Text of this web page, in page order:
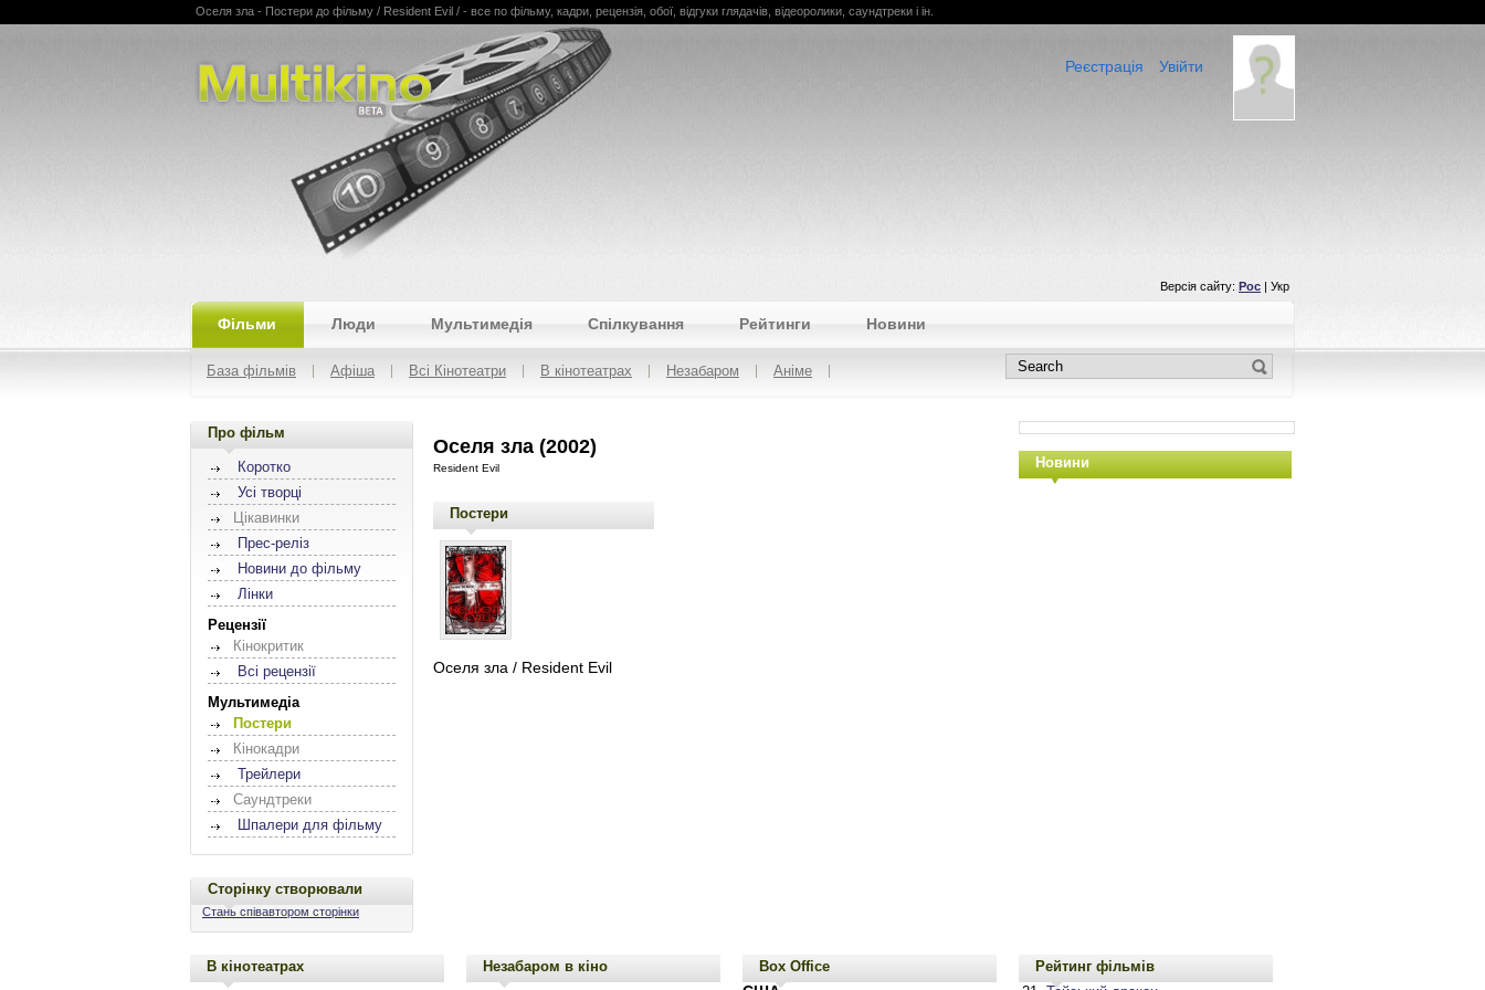
Multikino
Оселя зла - Постери до фільму / Resident Evil / - все по фільму, кадри, рецензія, обої, відгуки глядачів, відеоролики, саундтреки і ін.
Увійти
Реєстрація
Версія сайту: Рос | Укр
Фільми Люди Мультимедія Спілкування Рейтинги Новини
База фільмів Афіша Всі Кінотеатри В кінотеатрах Незабаром Аніме
Про фільм
Коротко
Усі творці
Цікавинки
Прес-реліз
Новини до фільму
Лінки
Рецензії
Кінокритик
Всі рецензії
Мультимедіа
Постери
Кінокадри
Трейлери
Саундтреки
Шпалери для фільму
Сторінку створювали
Стань співавтором сторінки
Оселя зла (2002)
Resident Evil
Постери
Оселя зла / Resident Evil
Новини
В кінотеатрах Незабаром в кіно Box Office Рейтинг фільмів